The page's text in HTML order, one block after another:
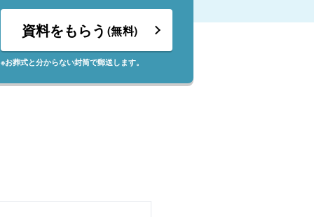
資料をもらう (無料)
※お葬式と分からない封筒で郵送します。